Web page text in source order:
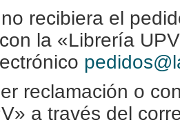
recibiera el
la «Librería
reclamación o
a través del